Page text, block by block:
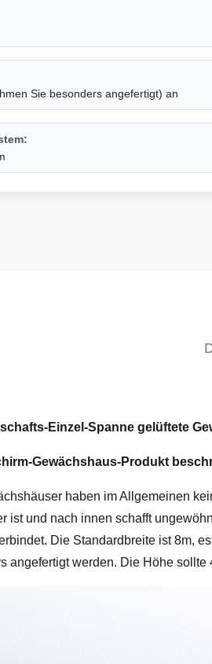
Sie besonders angefertigt) an
Einzel-Spanne gelüftete
Gewächshaus-Produkt
haben im Allgemeinen
ist und nach innen schafft
Die Standardbreite ist 8m,
angefertigt werden. Die Höhe